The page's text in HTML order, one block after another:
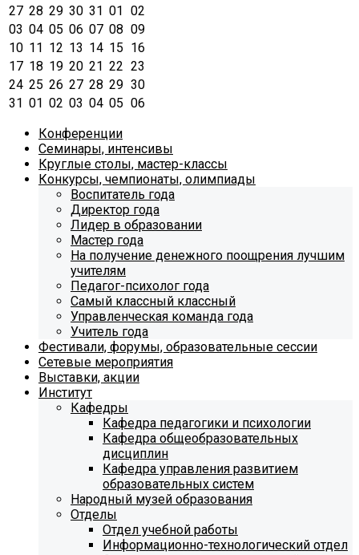
27 28 29 30 31 01 02
03 04 05 06 07 08 09
10 11 12 13 14 15 16
17 18 19 20 21 22 23
24 25 26 27 28 29 30
31 01 02 03 04 05 06
Конференции
Семинары, интенсивы
Круглые столы, мастер-классы
Конкурсы, чемпионаты, олимпиады
Воспитатель года
Директор года
Лидер в образовании
Мастер года
На получение денежного поощрения лучшим
учителям
Педагог-психолог года
Самый классный классный
Управленческая команда года
Учитель года
Фестивали, форумы, образовательные сессии
Сетевые мероприятия
Выставки, акции
Институт
Кафедры
Кафедра педагогики и психологии
Кафедра общеобразовательных
дисциплин
Кафедра управления развитием
образовательных систем
Народный музей образования
Отделы
Отдел учебной работы
Информационно-технологический отдел